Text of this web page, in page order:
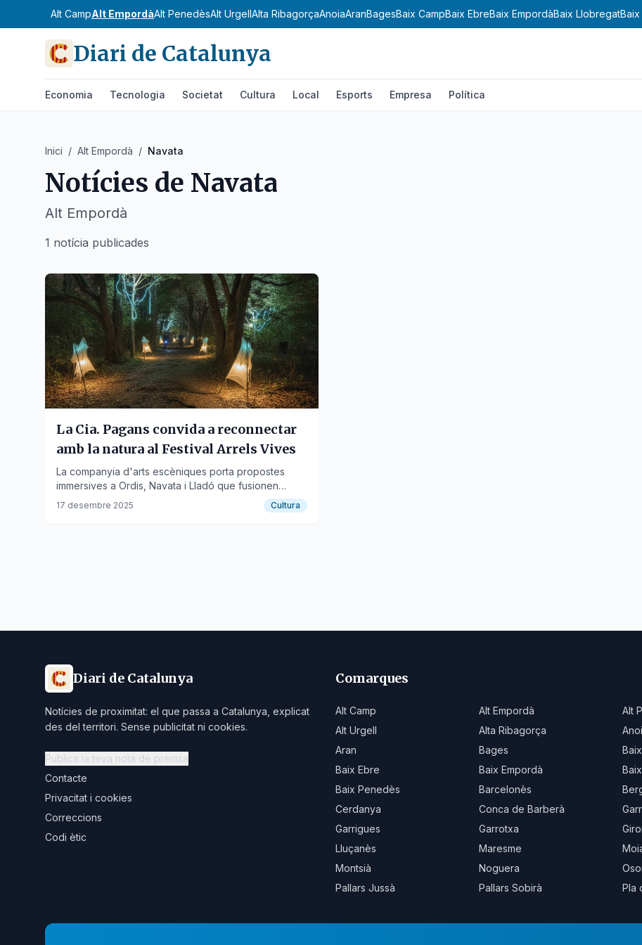
Alt CampAlt EmpordàAlt PenedèsAlt UrgellAlta RibagorçaAnoiaAranBagesBaix CampBaix EbreBaix EmpordàBaix Llobregat
Diari de Catalunya
Economia Tecnologia Societat Cultura Local Esports Empresa Política
Inici / Alt Empordà / Navata
Notícies de Navata
Alt Empordà
1 notícia publicades
La Cia. Pagans convida a reconnectar
amb la natura al Festival Arrels Vives
La companyia d'arts escèniques porta propostes
immersives a Ordis, Navata i Lladó que fusionen
tecnologia, territori i eco-consciència.
17 desembre 2025 Cultura
Diari de Catalunya
Notícies de proximitat: el que passa a Catalunya, explicat
des del territori. Sense publicitat ni cookies.
Publica la teva nota de premsa
Contacte
Privacitat i cookies
Correccions
Codi ètic
Comarques
Alt Camp Alt Empordà
Alt
Alt Urgell
Alta Ribagorça
Aran
Bages
Baix Ebre
Baix Empordà
Baix Penedès
Barcelonès
Cerdanya
Conca de Barberà
Garrigues
Garrotxa
Lluçanès
Maresme
Montsià
Noguera
Pallars Jussà
Pallars Sobirà Pla